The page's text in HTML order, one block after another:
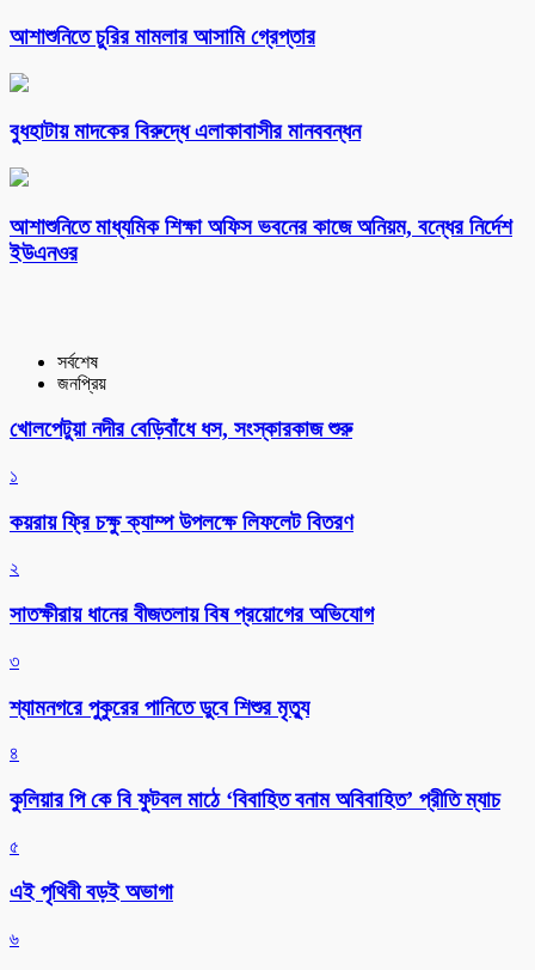
আশাশুনিতে চুরির মামলার আসামি গ্রেপ্তার
বুধহাটায় মাদকের বিরুদ্ধে এলাকাবাসীর মানববন্ধন
আশাশুনিতে মাধ্যমিক শিক্ষা অফিস ভবনের কাজে অনিয়ম, বন্ধের নির্দেশ
ইউএনওর
সর্বশেষ
জনপ্রিয়
খোলপেটুয়া নদীর বেড়িবাঁধে ধস, সংস্কারকাজ শুরু
১
কয়রায় ফ্রি চক্ষু ক্যাম্প উপলক্ষে লিফলেট বিতরণ
২
সাতক্ষীরায় ধানের বীজতলায় বিষ প্রয়োগের অভিযোগ
৩
শ্যামনগরে পুকুরের পানিতে ডুবে শিশুর মৃত্যু
৪
কুলিয়ার পি কে বি ফুটবল মাঠে ‘বিবাহিত বনাম অবিবাহিত’ প্রীতি ম্যাচ
৫
এই পৃথিবী বড়ই অভাগা
৬